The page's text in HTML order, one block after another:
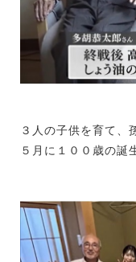
３人の子供を育て、
５月に１００歳の誕